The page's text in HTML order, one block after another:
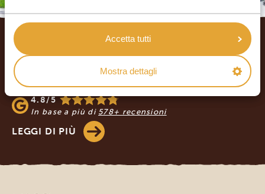
Accetta tutti
Mostra dettagli
Footer
I NOSTRI CLIENTI RACCOMANDANO
VIAGGI AFRICA SAFARI
In base a più di933+ recensioni
4.8/5
In base a più di 578+ recensioni
LEGGI DI PIÙ